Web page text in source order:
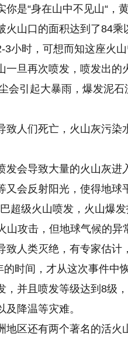
是“身在山中不见山“，
火山口的面积达到了84乘
小时，可想而知这座火山
一旦再次喷发，喷发出的
会引起大暴雨，爆发泥
致人们死亡，火山灰污
发会导致大量的火山灰
会反射阳光，使得地球
超级火山喷发，火山爆
山攻击，但地球气候的
致人类灭绝，有专家估计
时间，才从这次事件中
，并且喷发等级达到8级
降温等灾难。
地区还有两个著名的活